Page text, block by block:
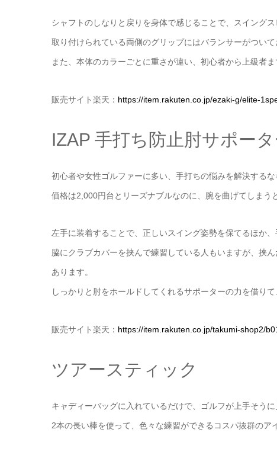
シャフトのしなりと戻りを身体で感じることで、スイング
取り付けられている両側のグリップにはバランサーがつい
また、本体のカラーごとに重さが違い、初心者から上級者
販売サイト楽天： https://item.rakuten.co.jp/ezaki-g/elite-
IZAP 手打ち防止肘サポー
初心者や女性ゴルファーに多い、手打ちの悩みを解決する
価格は2,000円台とリーズナブルなのに、腕を曲げてしまう
左手に装着することで、正しいスイング姿勢を保てるほか
脇にクラブカバーを挟んで練習している人もいますが、挟
あります。
しっかりと肘をホールドしてくれるサポーターの力を借り
販売サイト楽天： https://item.rakuten.co.jp/takumi-shop2/
ツアースティック
キャディーバッグに入れているだけで、ゴルフが上手そうに
2本の長い棒を使って、色々な練習ができるコスパ抜群のア